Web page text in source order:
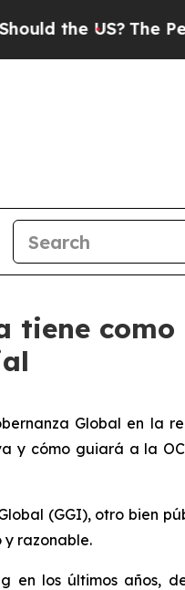
US? The Pentagon
tiene
Global en la
y cómo guiará a la
(GGI), otro bien
y razonable.
en los últimos años,